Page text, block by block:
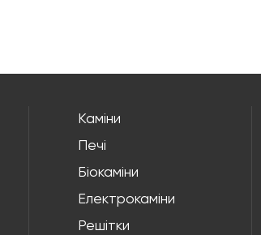
Каміни
Печі
Біокаміни
Електрокаміни
Решітки